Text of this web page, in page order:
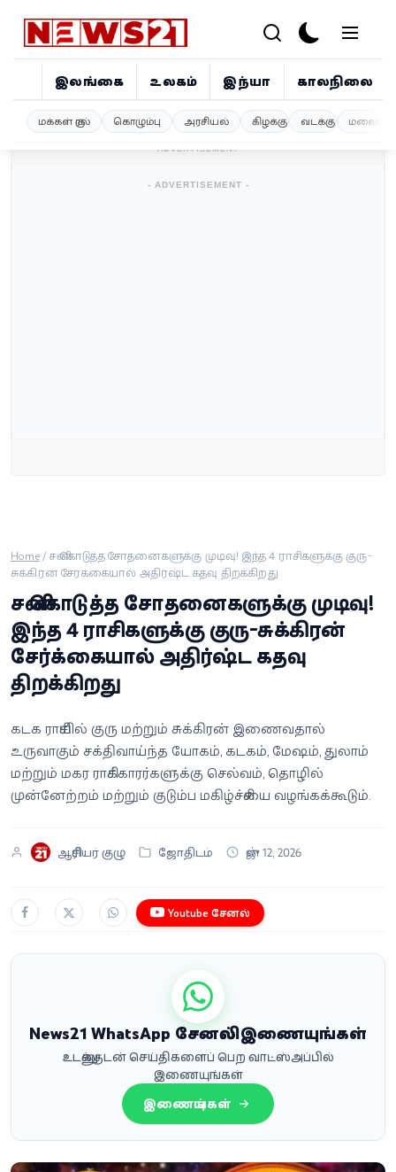
இலங்கை உலகம் இந்தியா காலநிலை
மக்கள் குரல் கொழும்பு அரசியல் கிழக்கு வடக்கு
இலங்கை
வெப்ஸ்டோரி
தமிழ்
- ADVERTISEMENT -
- ADVERTISEMENT -
Home/சனி கொடுத்த சோதனைகளுக்கு முடிவு! இந்த 4 ராசிகளுக்கு குரு-
சுக்கிரன் சேர்க்கையால் அதிர்ஷ்ட கதவு திறக்கிறது
சனி கொடுத்த சோதனைகளுக்கு முடிவு!
இந்த 4 ராசிகளுக்கு குரு-சுக்கிரன்
சேர்க்கையால் அதிர்ஷ்ட கதவு
திறக்கிறது
கடக ராசியில் குரு மற்றும் சுக்கிரன் இணைவதால்
உருவாகும் சக்திவாய்ந்த யோகம், கடகம், மேஷம், துலாம்
மற்றும் மகர ராசிக்காரர்களுக்கு செல்வம், தொழில்
முன்னேற்றம் மற்றும் குடும்ப மகிழ்ச்சியை வழங்கக்கூடும்.
ஆசிரியர் குழு ஜோதிடம் ஜுன் 12, 2026
Youtube சேனல்
News21 WhatsApp சேனலில் இணையுங்கள்
உடனுக்குடன் செய்திகளைப் பெற வாட்ஸ்அப்பில்
இணையுங்கள்
இணையுங்கள்